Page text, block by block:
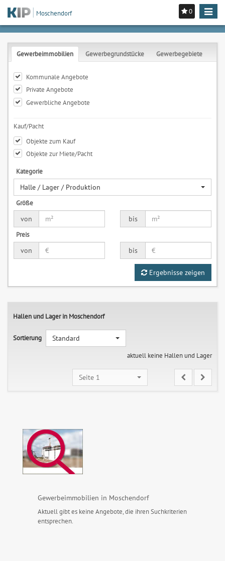
0
Toggle
Moschendorf
Gewerbeimmobilien Gewerbegrundstücke Gewerbegebiete
Kommunale Angebote
Private Angebote
Gewerbliche Angebote
Kauf/Pacht
Objekte zum Kauf
Objekte zur Miete/Pacht
Kategorie
Halle / Lager / Produktion
Größe
von
bis
Preis
von
bis
Ergebnisse zeigen
Hallen und Lager in Moschendorf
Sortierung
Standard
aktuell keine Hallen und Lager
Seite 1
Gewerbeimmobilien in Moschendorf
Aktuell gibt es keine Angebote, die ihren Suchkriterien
entsprechen.